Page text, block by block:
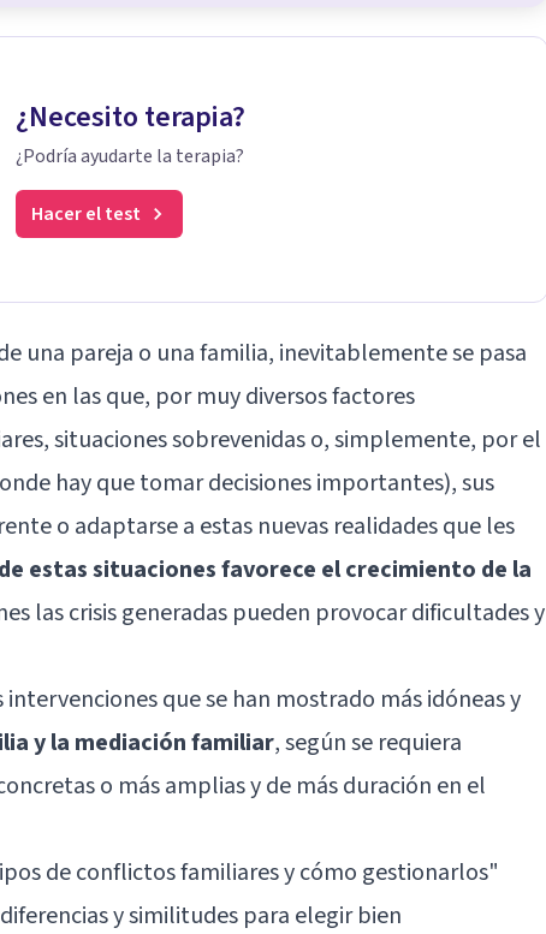
¿Necesito terapia?
¿Podría ayudarte la terapia?
Hacer el test
una pareja o una familia, inevitablemente se pasa
en las que, por muy diversos factores
situaciones sobrevenidas o, simplemente, por el
hay que tomar decisiones importantes), sus
o adaptarse a estas nuevas realidades que les
estas situaciones favorece el crecimiento de la
las crisis generadas pueden provocar dificultades y
que se han mostrado más idóneas y
y la mediación familiar, según se requiera
o más amplias y de más duración en el
de conflictos familiares y cómo gestionarlos"
y similitudes para elegir bien